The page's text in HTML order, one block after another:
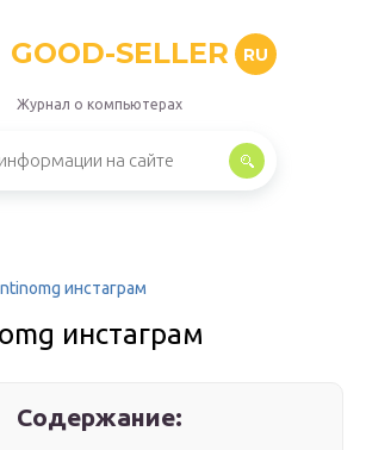
GOOD-SELLER RU
Журнал о компьютерах
инстаграм
инстаграм
Содержание: